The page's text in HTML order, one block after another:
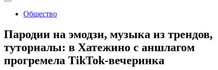
Общество
Пародии на эмодзи, музыка из трендов,
туториалы: в Хатежино с аншлагом
прогремела TikTok-вечеринка